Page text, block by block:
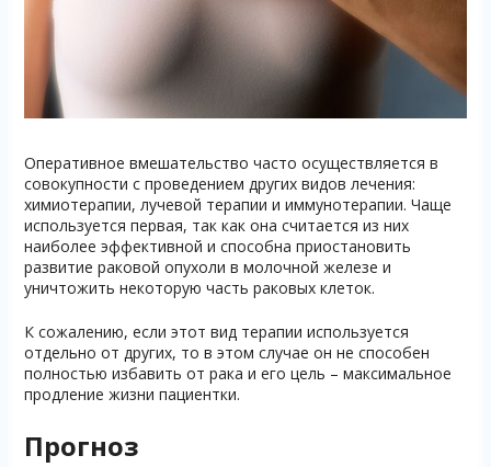
Оперативное вмешательство часто осуществляется в
совокупности с проведением других видов лечения:
химиотерапии, лучевой терапии и иммунотерапии. Чаще
используется первая, так как она считается из них
наиболее эффективной и способна приостановить
развитие раковой опухоли в молочной железе и
уничтожить некоторую часть раковых клеток.
К сожалению, если этот вид терапии используется
отдельно от других, то в этом случае он не способен
полностью избавить от рака и его цель – максимальное
продление жизни пациентки.
Прогноз